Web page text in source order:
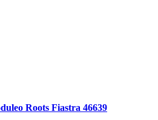
Roots Fiastra 46639